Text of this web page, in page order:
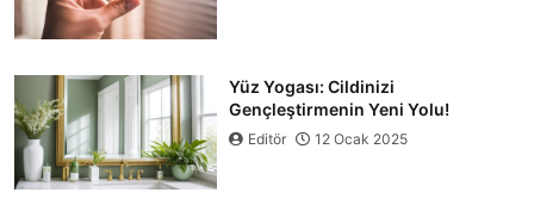
Yüz Yogası: Cildinizi
Gençleştirmenin Yeni Yolu!
Editör 12 Ocak 2025